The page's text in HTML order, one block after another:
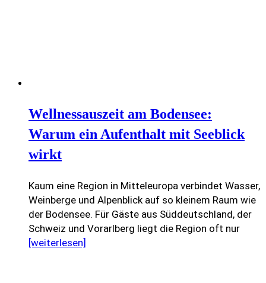
Wellnessauszeit am Bodensee:
Warum ein Aufenthalt mit Seeblick
wirkt
Kaum eine Region in Mitteleuropa verbindet Wasser,
Weinberge und Alpenblick auf so kleinem Raum wie
der Bodensee. Für Gäste aus Süddeutschland, der
Schweiz und Vorarlberg liegt die Region oft nur
[weiterlesen]